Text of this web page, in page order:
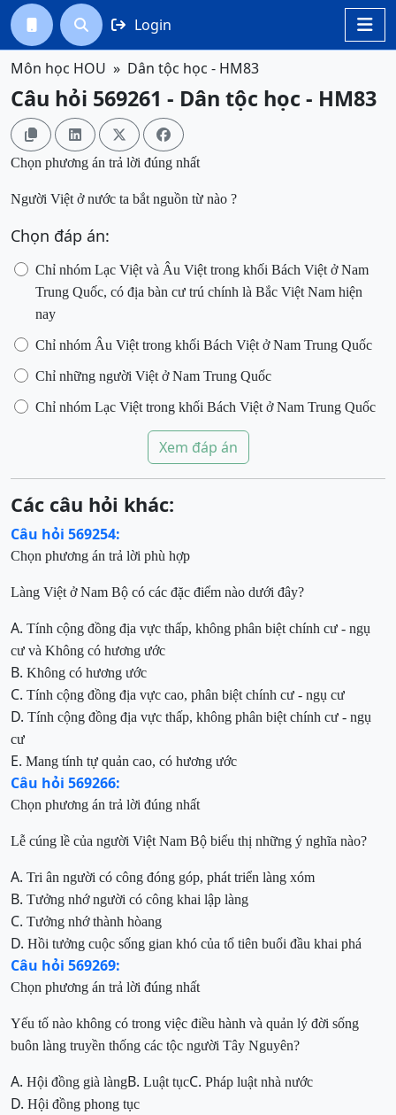

  Login
Môn học HOU Dân tộc học - HM83
Câu hỏi 569261 - Dân tộc học - HM83
   
Chọn phương án trả lời đúng nhất
Người Việt ở nước ta bắt nguồn từ nào ?
Chọn đáp án:
Chỉ nhóm Lạc Việt và Âu Việt trong khối Bách Việt ở Nam
Trung Quốc, có địa bàn cư trú chính là Bắc Việt Nam hiện
nay
Chỉ nhóm Âu Việt trong khối Bách Việt ở Nam Trung Quốc
Chỉ những người Việt ở Nam Trung Quốc
Chỉ nhóm Lạc Việt trong khối Bách Việt ở Nam Trung Quốc
Xem đáp án
Các câu hỏi khác:
Câu hỏi 569254:
Chọn phương án trả lời phù hợp
Làng Việt ở Nam Bộ có các đặc điểm nào dưới đây?
A. Tính cộng đồng địa vực thấp, không phân biệt chính cư - ngụ
cư và Không có hương ước
B. Không có hương ước
C. Tính cộng đồng địa vực cao, phân biệt chính cư - ngụ cư
D. Tính cộng đồng địa vực thấp, không phân biệt chính cư - ngụ
cư
E. Mang tính tự quản cao, có hương ước
Câu hỏi 569266:
Chọn phương án trả lời đúng nhất
Lễ cúng lề của người Việt Nam Bộ biểu thị những ý nghĩa nào?
A. Tri ân người có công đóng góp, phát triển làng xóm
B. Tưởng nhớ người có công khai lập làng
C. Tưởng nhớthành hòang
D. Hồi tưởng cuộc sống gian khó của tổ tiên buổi đầu khai phá
Câu hỏi 569269:
Chọn phương án trả lời đúng nhất
Yếu tố nào không có trong việc điều hành và quản lý đời sống
buôn làng truyền thống các tộc người Tây Nguyên?
A. Hội đồng già làngB. Luật tụcC. Pháp luật nhà nước
D. Hội đồng phong tục